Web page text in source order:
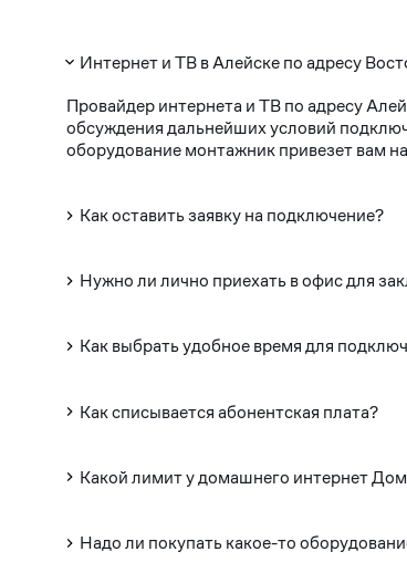
Интернет и ТВ в Алейске по адресу
Провайдер интернета и ТВ по адресу
обсуждения дальнейших условий
оборудование монтажник привезет вам
Как оставить заявку на подключение?
Нужно ли лично приехать в офис для
Как выбрать удобное время для
Как списывается абонентская плата?
Какой лимит у домашнего интернет
Надо ли покупать какое-то